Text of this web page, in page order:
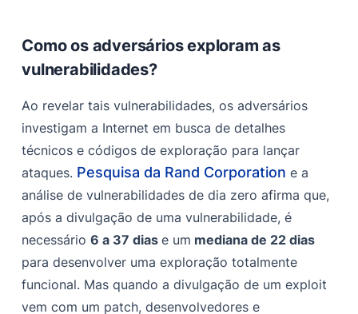
Como os adversários exploram as
vulnerabilidades?
Ao revelar tais vulnerabilidades, os adversários
investigam a Internet em busca de detalhes
técnicos e códigos de exploração para lançar
ataques. Pesquisa da Rand Corporation e a
análise de vulnerabilidades de dia zero afirma que,
após a divulgação de uma vulnerabilidade, é
necessário6 a 37 diase um mediana de 22 dias
para desenvolver uma exploração totalmente
funcional. Mas quando a divulgação de um exploit
vem com um patch, desenvolvedores e